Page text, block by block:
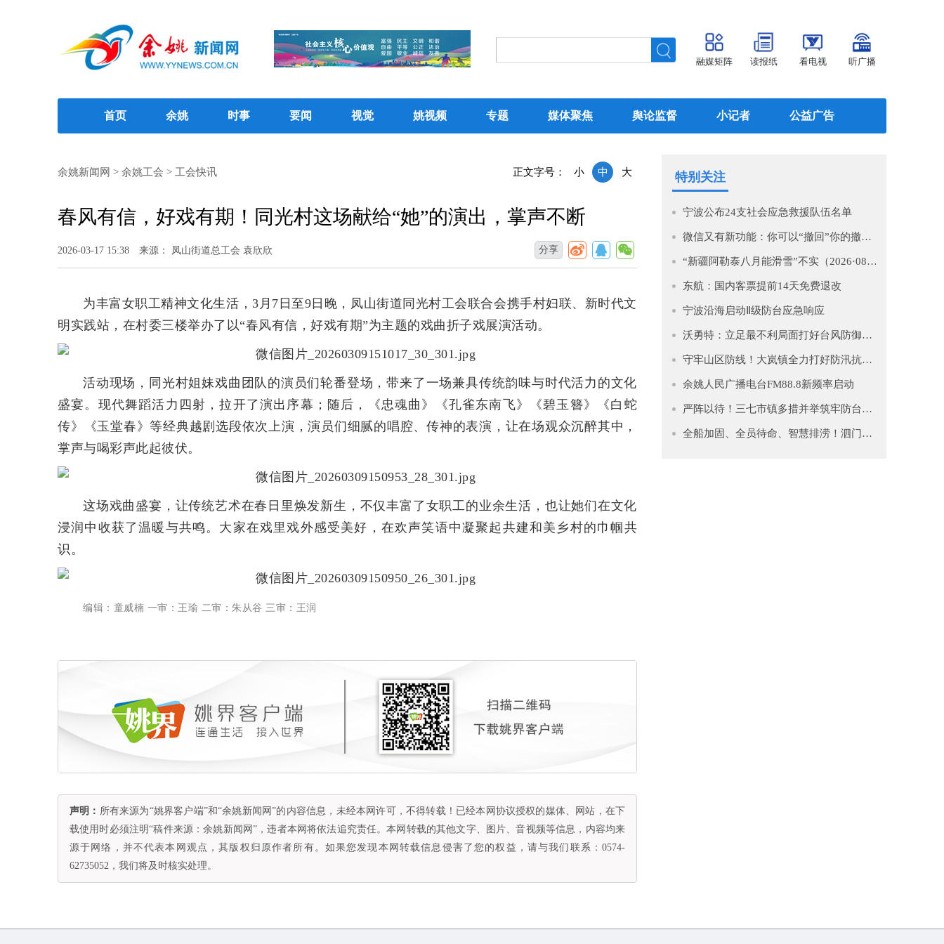
融媒矩阵 读报纸 看电视 听广播
首页 余姚 时事 要闻 视觉 姚视频 专题 媒体聚焦 舆论监督 小记者 公益广告
正文字号： 小 中 大
余姚新闻网 > 余姚工会 > 工会快讯
春风有信，好戏有期！同光村这场献给“她”的演出，掌声不断
2026-03-17 15:38 来源： 凤山街道总工会 袁欣欣 分享
为丰富女职工精神文化生活，3月7日至9日晚，凤山街道同光村工会联合会携手村妇联、新时代文
明实践站，在村委三楼举办了以“春风有信，好戏有期”为主题的戏曲折子戏展演活动。
活动现场，同光村姐妹戏曲团队的演员们轮番登场，带来了一场兼具传统韵味与时代活力的文化
盛宴。现代舞蹈活力四射，拉开了演出序幕；随后，《忠魂曲》《孔雀东南飞》《碧玉簪》《白蛇
传》《玉堂春》等经典越剧选段依次上演，演员们细腻的唱腔、传神的表演，让在场观众沉醉其中，
掌声与喝彩声此起彼伏。
这场戏曲盛宴，让传统艺术在春日里焕发新生，不仅丰富了女职工的业余生活，也让她们在文化
浸润中收获了温暖与共鸣。大家在戏里戏外感受美好，在欢声笑语中凝聚起共建和美乡村的巾帼共
识。
编辑：童威楠 一审：王瑜 二审：朱从谷 三审：王润
声明： 所有来源为“姚界客户端”和“余姚新闻网”的内容信息，未经本网许可，不得转载！已经本网协议授权的媒体、网站，在下
载使用时必须注明“稿件来源：余姚新闻网”，违者本网将依法追究责任。本网转载的其他文字、图片、音视频等信息，内容均来
源于网络，并不代表本网观点，其版权归原作者所有。如果您发现本网转载信息侵害了您的权益，请与我们联系：0574-
62735052，我们将及时核实处理。
特别关注
宁波公布24支社会应急救援队伍名单
微信又有新功能：你可以“撤回”你的撤回了！
“新疆阿勒泰八月能滑雪”不实（2026·08·07）
东航：国内客票提前14天免费退改
宁波沿海启动Ⅱ级防台应急响应
沃勇特：立足最不利局面打好台风防御仗 全力守护人民群众生命财产安全
守牢山区防线！大岚镇全力打好防汛抗台“主动仗”
余姚人民广播电台FM88.8新频率启动
严阵以待！三七市镇多措并举筑牢防台安全网
全船加固、全员待命、智慧排涝！泗门镇筑牢防台“安全堤”